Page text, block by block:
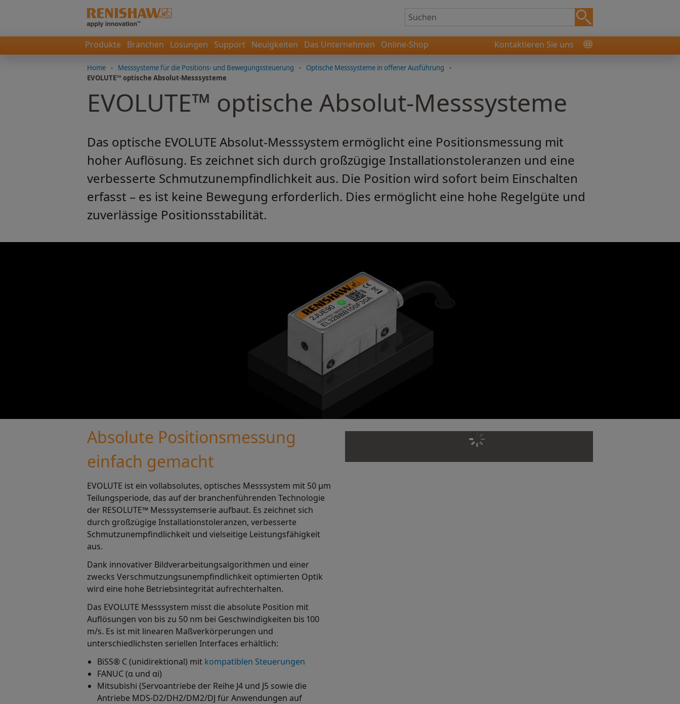
Produkte Branchen Lösungen Support Neuigkeiten Das Unternehmen Online-Shop Kontaktieren Sie uns
Home - Messsysteme für die Positions- und Bewegungssteuerung - Optische Messsysteme in offener Ausführung
-
EVOLUTE™ optische Absolut-Messsysteme
EVOLUTE™ optische Absolut-Messsysteme
Das optische EVOLUTE Absolut-Messsystem ermöglicht eine Positionsmessung mit
hoher Auflösung. Es zeichnet sich durch großzügige Installationstoleranzen und eine
verbesserte Schmutzunempfindlichkeit aus. Die Position wird sofort beim Einschalten
erfasst – es ist keine Bewegung erforderlich. Dies ermöglicht eine hohe Regelgüte und
zuverlässige Positionsstabilität.
Absolute Positionsmessung
einfach gemacht
EVOLUTE ist ein vollabsolutes, optisches Messsystem mit 50 μm
Teilungsperiode, das auf der branchenführenden Technologie
der RESOLUTE™ Messsystemserie aufbaut. Es zeichnet sich
durch großzügige Installationstoleranzen, verbesserte
Schmutzunempfindlichkeit und vielseitige Leistungsfähigkeit
aus.
Dank innovativer Bildverarbeitungsalgorithmen und einer
zwecks Verschmutzungsunempfindlichkeit optimierten Optik
wird eine hohe Betriebsintegrität aufrechterhalten.
Das EVOLUTE Messsystem misst die absolute Position mit
Auflösungen von bis zu 50 nm bei Geschwindigkeiten bis 100
m/s. Es ist mit linearen Maßverkörperungen und
unterschiedlichsten seriellen Interfaces erhältlich:
BiSS® C (unidirektional) mit kompatiblen Steuerungen
FANUC (α und αi)
Mitsubishi (Servoantriebe der Reihe J4 und J5 sowie die
Antriebe MDS-D2/DH2/DM2/DJ für Anwendungen auf